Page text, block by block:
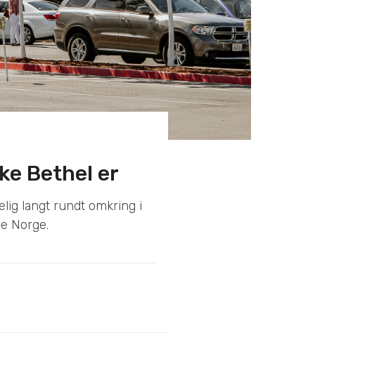
Bethel er
langt rundt omkring i
Norge.